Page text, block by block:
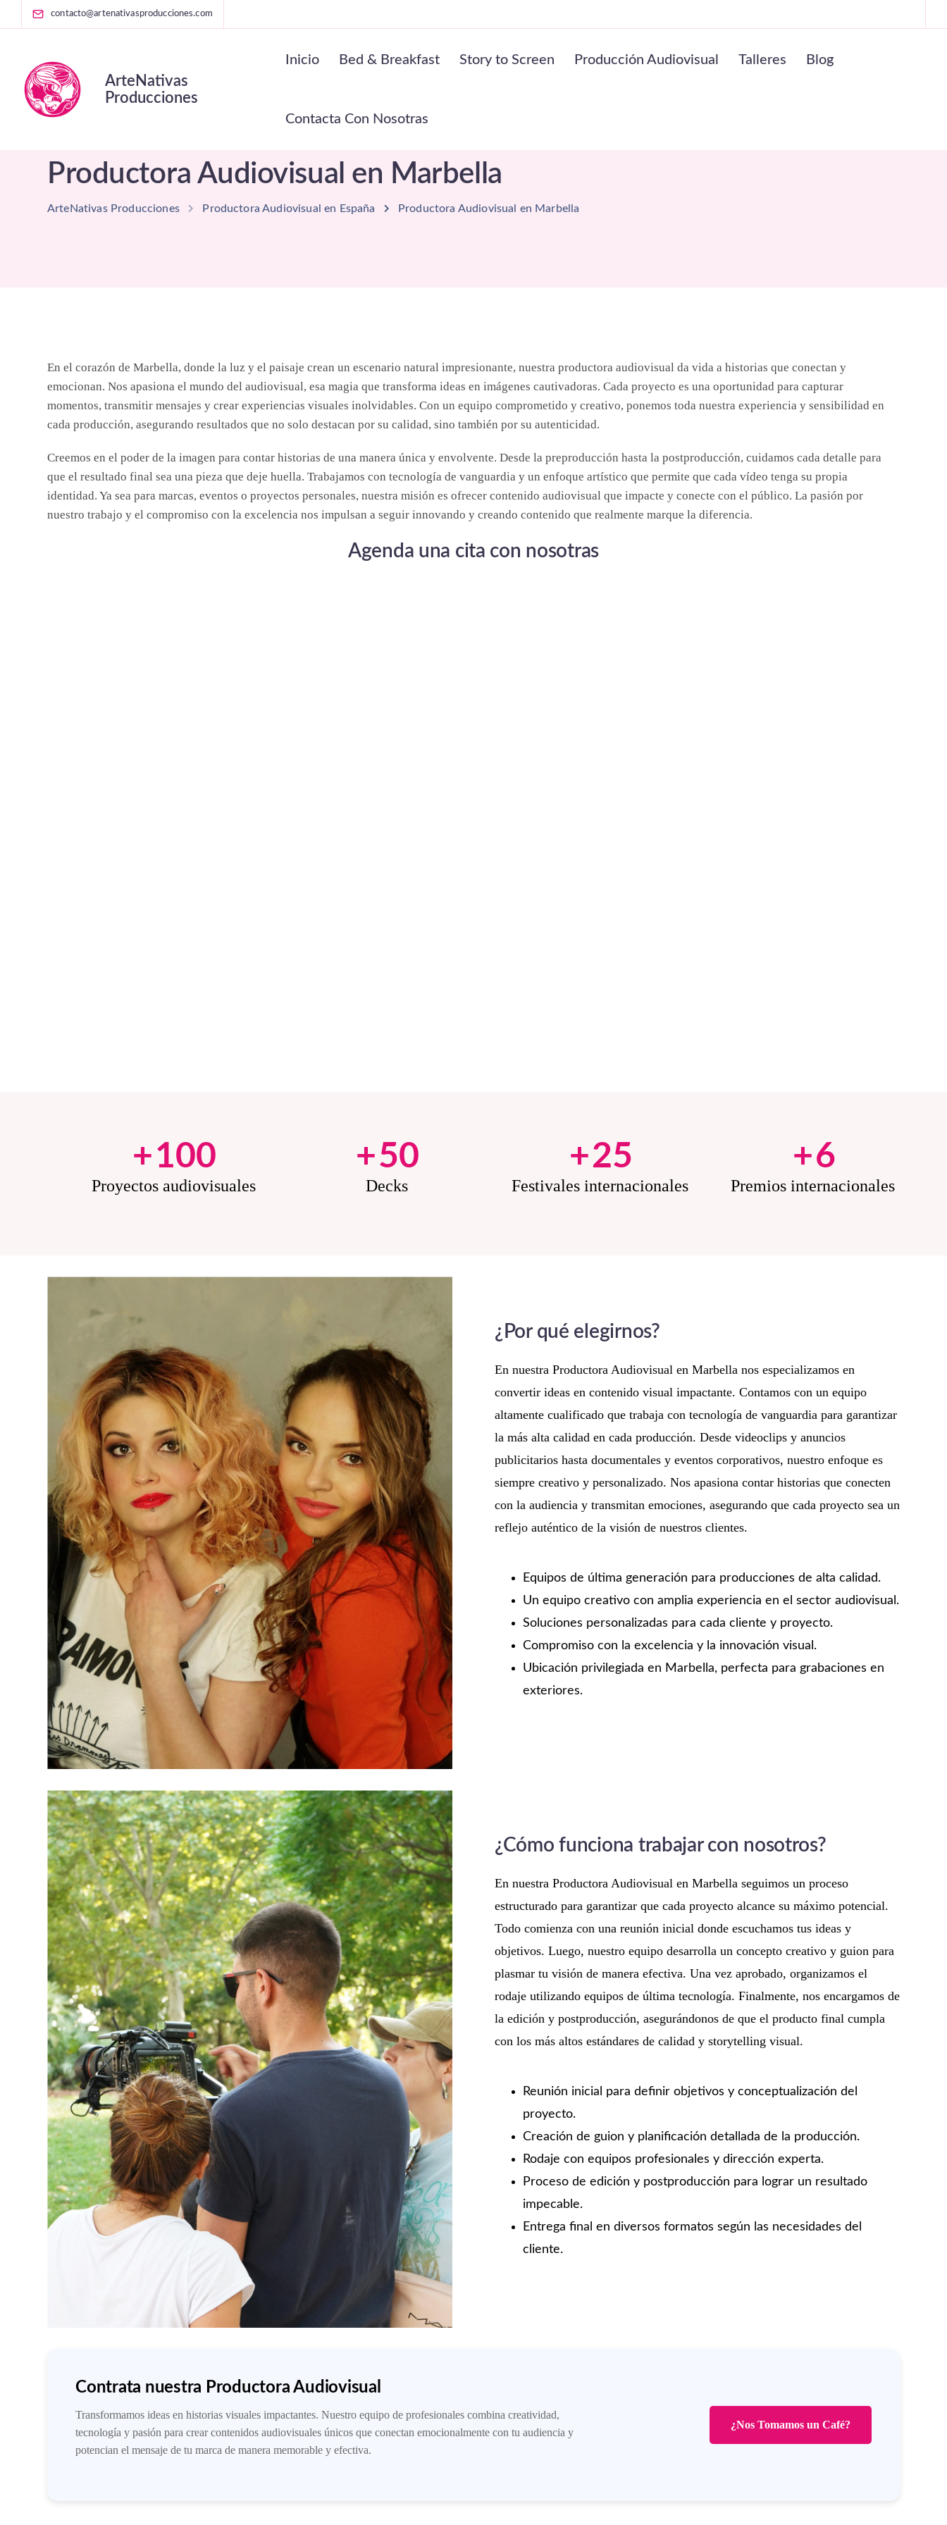
contacto@artenativasproducciones.com
ArteNativas
Producciones
Inicio Bed & Breakfast Story to Screen Producción Audiovisual Talleres Blog
Contacta Con Nosotras
Productora Audiovisual en Marbella
ArteNativas Producciones Productora Audiovisual en España Productora Audiovisual en Marbella
En el corazón de Marbella, donde la luz y el paisaje crean un escenario natural impresionante, nuestra productora audiovisual da vida a historias que conectan y
emocionan. Nos apasiona el mundo del audiovisual, esa magia que transforma ideas en imágenes cautivadoras. Cada proyecto es una oportunidad para capturar
momentos, transmitir mensajes y crear experiencias visuales inolvidables. Con un equipo comprometido y creativo, ponemos toda nuestra experiencia y sensibilidad en
cada producción, asegurando resultados que no solo destacan por su calidad, sino también por su autenticidad.
Creemos en el poder de la imagen para contar historias de una manera única y envolvente. Desde la preproducción hasta la postproducción, cuidamos cada detalle para
que el resultado final sea una pieza que deje huella. Trabajamos con tecnología de vanguardia y un enfoque artístico que permite que cada vídeo tenga su propia
identidad. Ya sea para marcas, eventos o proyectos personales, nuestra misión es ofrecer contenido audiovisual que impacte y conecte con el público. La pasión por
nuestro trabajo y el compromiso con la excelencia nos impulsan a seguir innovando y creando contenido que realmente marque la diferencia.
Agenda una cita con nosotras
+100
Proyectos audiovisuales
+50
Decks
+25
Festivales internacionales
+6
Premios internacionales
¿Por qué elegirnos?
En nuestra Productora Audiovisual en Marbella nos especializamos en
convertir ideas en contenido visual impactante. Contamos con un equipo
altamente cualificado que trabaja con tecnología de vanguardia para garantizar
la más alta calidad en cada producción. Desde videoclips y anuncios
publicitarios hasta documentales y eventos corporativos, nuestro enfoque es
siempre creativo y personalizado. Nos apasiona contar historias que conecten
con la audiencia y transmitan emociones, asegurando que cada proyecto sea un
reflejo auténtico de la visión de nuestros clientes.
Equipos de última generación para producciones de alta calidad.
Un equipo creativo con amplia experiencia en el sector audiovisual.
Soluciones personalizadas para cada cliente y proyecto.
Compromiso con la excelencia y la innovación visual.
Ubicación privilegiada en Marbella, perfecta para grabaciones en
exteriores.
¿Cómo funciona trabajar con nosotros?
En nuestra Productora Audiovisual en Marbella seguimos un proceso
estructurado para garantizar que cada proyecto alcance su máximo potencial.
Todo comienza con una reunión inicial donde escuchamos tus ideas y
objetivos. Luego, nuestro equipo desarrolla un concepto creativo y guion para
plasmar tu visión de manera efectiva. Una vez aprobado, organizamos el
rodaje utilizando equipos de última tecnología. Finalmente, nos encargamos de
la edición y postproducción, asegurándonos de que el producto final cumpla
con los más altos estándares de calidad y storytelling visual.
Reunión inicial para definir objetivos y conceptualización del
proyecto.
Creación de guion y planificación detallada de la producción.
Rodaje con equipos profesionales y dirección experta.
Proceso de edición y postproducción para lograr un resultado
impecable.
Entrega final en diversos formatos según las necesidades del
cliente.
Contrata nuestra Productora Audiovisual
Transformamos ideas en historias visuales impactantes. Nuestro equipo de profesionales combina creatividad,
tecnología y pasión para crear contenidos audiovisuales únicos que conectan emocionalmente con tu audiencia y
potencian el mensaje de tu marca de manera memorable y efectiva.
¿Nos Tomamos un Café?